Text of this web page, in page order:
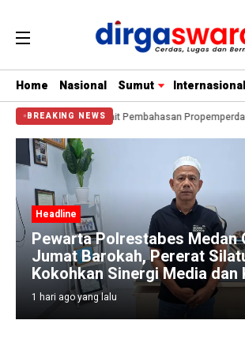
Home Nasional Sumut Internasional
BREAKING NEWS
Saat di Tanya Terkait Pembahasan Propemperda
Headline
Pewarta Polrestabes Medan
Jumat Barokah, Pererat
Kokohkan Sinergi Media dan
1 hari ago yang lalu